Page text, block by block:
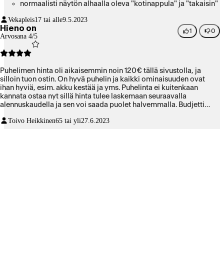
normaalisti näytön alhaalla oleva "kotinappula" ja "takaisin"
Vekapleis17 tai alle9.5.2023
Hieno on
Arvosana 4/5
1 0
Puhelimen hinta oli aikaisemmin noin 120€ tällä sivustolla, ja
silloin tuon ostin. On hyvä puhelin ja kaikki ominaisuuden ovat
ihan hyviä, esim. akku kestää ja yms. Puhelinta ei kuitenkaan
kannata ostaa nyt sillä hinta tulee laskemaan seuraavalla
alennuskaudella ja sen voi saada puolet halvemmalla. Budjetti
Toivo Heikkinen65 tai yli27.6.2023